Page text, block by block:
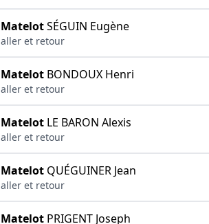
MatelotSÉGUIN Eugène
aller et retour
Matelot BONDOUX Henri
aller et retour
Matelot LE BARON Alexis
aller et retour
Matelot QUÉGUINER Jean
aller et retour
Matelot PRIGENT Joseph